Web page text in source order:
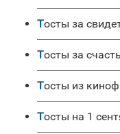
Тосты за
Тосты за
Тосты из
Тосты на 1